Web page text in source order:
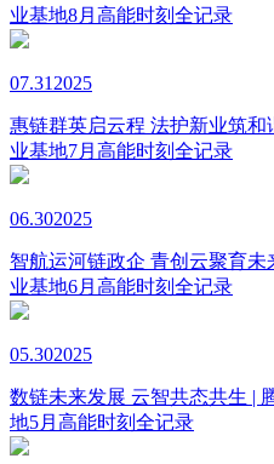
业基地8月高能时刻全记录
07.31 2025
惠链群英启云程 法护新业筑
业基地7月高能时刻全记录
06.302025
智航运河链政企 青创云聚育
业基地6月高能时刻全记录
05.302025
数链未来发展 云智共态共生 |
地5月高能时刻全记录